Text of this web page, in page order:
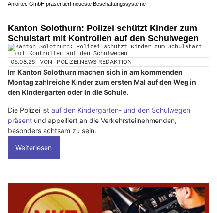
Antortec GmbH präsentiert neueste Beschattungssysteme
Kanton Solothurn: Polizei schützt Kinder zum
Schulstart mit Kontrollen auf den Schulwegen
05.08.26 VON POLIZEI.NEWS REDAKTION
Im Kanton Solothurn machen sich in am kommenden
Montag zahlreiche Kinder zum ersten Mal auf den Weg in
den Kindergarten oder in die Schule.
Die Polizei ist auf den Kindergarten- und den Schulwegen
präsent und appelliert an die Verkehrsteilnehmenden,
besonders achtsam zu sein.
Weiterlesen